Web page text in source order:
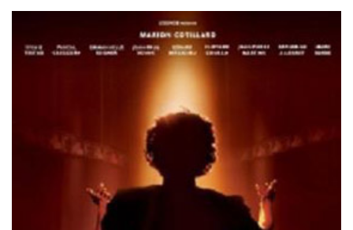
Misdaad
Romantische komedie